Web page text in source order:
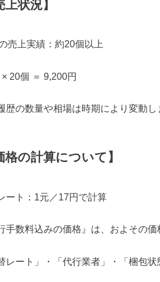
上状況】
売上実績：約20個以上
20個 ＝ 9,200円
歴の数量や相場は時期により変動し
格の計算について】
ート：1元／17円で計算
手数料込みの価格』は、およその価
レート」・「代行業者」・「梱包状